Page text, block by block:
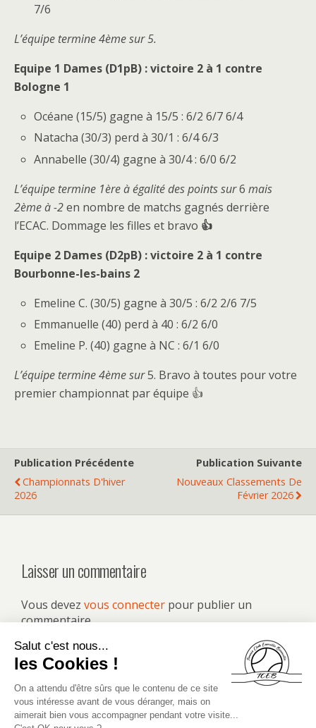
7/6
L’équipe termine 4ème sur 5.
Equipe 1 Dames (D1pB) : victoire 2 à 1 contre
Bologne 1
Océane (15/5) gagne à 15/5 : 6/2 6/7 6/4
Natacha (30/3) perd à 30/1 : 6/4 6/3
Annabelle (30/4) gagne à 30/4 : 6/0 6/2
L’équipe termine 1ère à égalité des points sur6 mais
2ème à -2en nombre de matchs gagnés derrière
l’ECAC. Dommage les filles et bravo 👍
Equipe 2 Dames (D2pB) : victoire 2 à 1 contre
Bourbonne-les-bains 2
Emeline C. (30/5) gagne à 30/5 : 6/2 2/6 7/5
Emmanuelle (40) perd à 40 : 6/2 6/0
Emeline P. (40) gagne à NC : 6/1 6/0
L’équipe termine 4ème sur5. Bravo à toutes pour votre
premier championnat par équipe 👍
Publication Précédente
Championnats D'hiver
2026
Publication Suivante
Nouveaux Classements De
Février 2026
Laisser un commentaire
Vous devez vous connecter pour publier un
commentaire.
Retour au début